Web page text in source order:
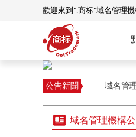
歡迎來到".商标"域名管理
公告新聞 域名管
域名管理機構